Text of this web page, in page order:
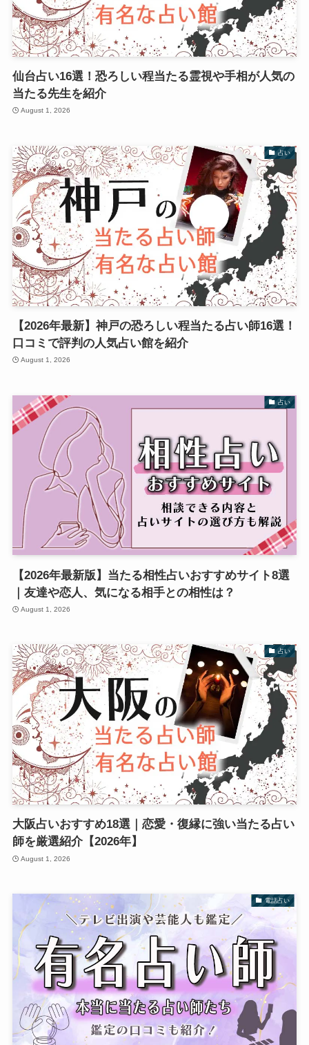
仙台占い16選！恐ろしい程当たる霊視や手相が人気の
当たる先生を紹介
August 1, 2026
占い
【2026年最新】神戸の恐ろしい程当たる占い師16選！
口コミで評判の人気占い館を紹介
August 1, 2026
占い
【2026年最新版】当たる相性占いおすすめサイト8選
｜友達や恋人、気になる相手との相性は？
August 1, 2026
占い
大阪占いおすすめ18選｜恋愛・復縁に強い当たる占い
師を厳選紹介【2026年】
August 1, 2026
電話占い